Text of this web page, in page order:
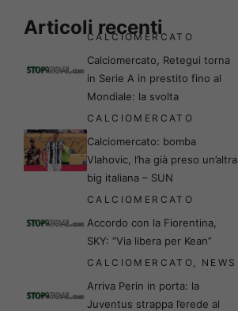
Articoli recenti
CALCIOMERCATO
Calciomercato, Retegui torna
in Serie A in prestito fino al
Mondiale: la svolta
CALCIOMERCATO
Calciomercato: bomba
Vlahovic, l’ha già preso un’altra
big italiana – SUN
CALCIOMERCATO
Accordo con la Fiorentina,
SKY: “Via libera per Kean”
CALCIOMERCATO, NEWS
Arriva Perin in porta: la
Juventus strappa l’erede al